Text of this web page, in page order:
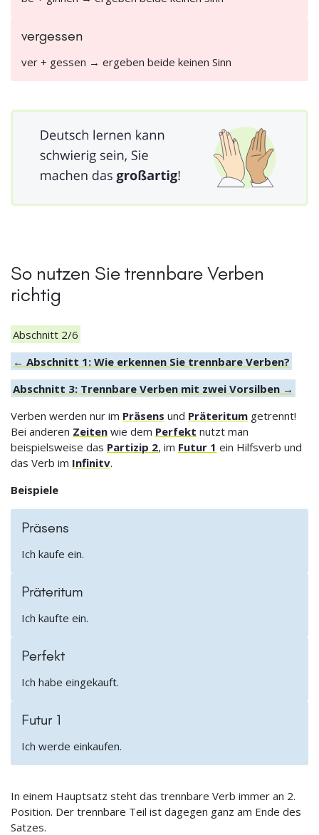
vergessen
ver + gessen → ergeben beide keinen Sinn
So nutzen Sie trennbare Verben
richtig
Abschnitt 2/6
← Abschnitt 1: Wie erkennen Sie trennbare Verben?
Abschnitt 3: Trennbare Verben mit zwei Vorsilben →
Verben werden nur im Präsens und Präteritum getrennt!
Bei anderen Zeiten wie dem Perfekt nutzt man
beispielsweise das Partizip 2, im Futur 1 ein Hilfsverb und
das Verb im Infinitv.
Beispiele
Präsens
Ich kaufe ein.
Präteritum
Ich kaufte ein.
Perfekt
Ich habe eingekauft.
Futur 1
Ich werde einkaufen.
In einem Hauptsatz steht das trennbare Verb immer an 2.
Position. Der trennbare Teil ist dagegen ganz am Ende des
Satzes.